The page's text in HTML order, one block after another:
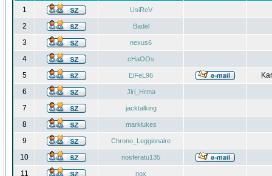
1 UsiReV
2 Badel
3 nexus6
4 cHaOOs
5 EiFeL96
6
Jiri_Hrma
7 jacktalking
8 marklukes
9 Chrono_Leggionaire
10 nosferatu135
11 nox